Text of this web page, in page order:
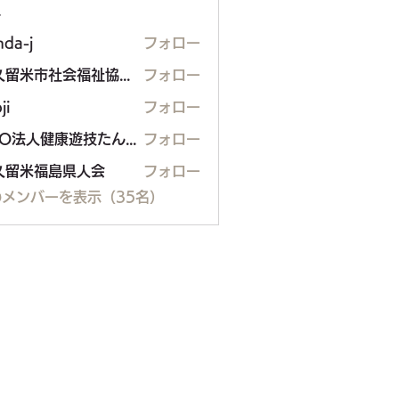
j フォロー
東久留米市社会福祉協議会 フォロー
フォロー
NPO法人健康遊技たんぽぽ フォロー
福島県人会
留米福島県人会
フォロー
ンバーを表示（35名）